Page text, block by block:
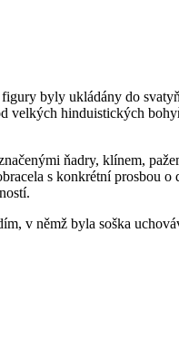
byly ukládány do
hinduistických
ňadry, klínem,
s konkrétní prosbou
v němž byla soška